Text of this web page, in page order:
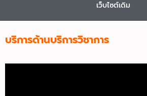
เว็บไซต์เดิม
บริการด้านบริการวิชาการ